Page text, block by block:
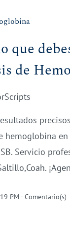
que
de
hemoglobina
Servicio
PM-Comentario(s)